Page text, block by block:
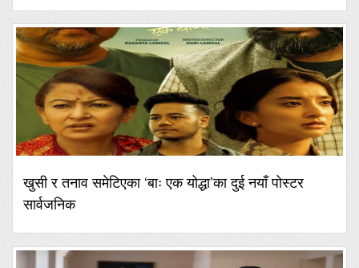
खुसी र तनाव समेटिएका ‘बाः एक योद्धा’का दुई नयाँ पोस्टर
सार्वजनिक